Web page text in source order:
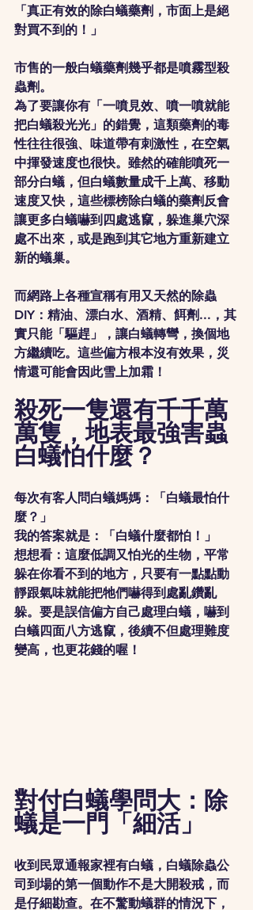
「真正有效的除白蟻藥劑，市面上是絕
對買不到的！」
市售的一般白蟻藥劑幾乎都是噴霧型殺
蟲劑。
為了要讓你有「一噴見效、噴一噴就能
把白蟻殺光光」的錯覺，這類藥劑的毒
性往往很強、味道帶有刺激性，在空氣
中揮發速度也很快。雖然的確能噴死一
部分白蟻，但白蟻數量成千上萬、移動
速度又快，這些標榜除白蟻的藥劑反會
讓更多白蟻嚇到四處逃竄，躲進巢穴深
處不出來，或是跑到其它地方重新建立
新的蟻巢。
而網路上各種宣稱有用又天然的除蟲
DIY：精油、漂白水、酒精、餌劑...，其
實只能「驅趕」，讓白蟻轉彎，換個地
方繼續吃。這些偏方根本沒有效果，災
情還可能會因此雪上加霜！
殺死一隻還有千千萬
萬隻，地表最強害蟲
白蟻怕什麼？
每次有客人問白蟻媽媽：「白蟻最怕什
麼？」
我的答案就是：「白蟻什麼都怕！」
想想看：這麼低調又怕光的生物，平常
躲在你看不到的地方，只要有一點點動
靜跟氣味就能把牠們嚇得到處亂鑽亂
躲。要是誤信偏方自己處理白蟻，嚇到
白蟻四面八方逃竄，後續不但處理難度
變高，也更花錢的喔！
對付白蟻學問大：除
蟻是一門「細活」
收到民眾通報家裡有白蟻，白蟻除蟲公
司到場的第一個動作不是大開殺戒，而
是仔細勘查。在不驚動蟻群的情況下，